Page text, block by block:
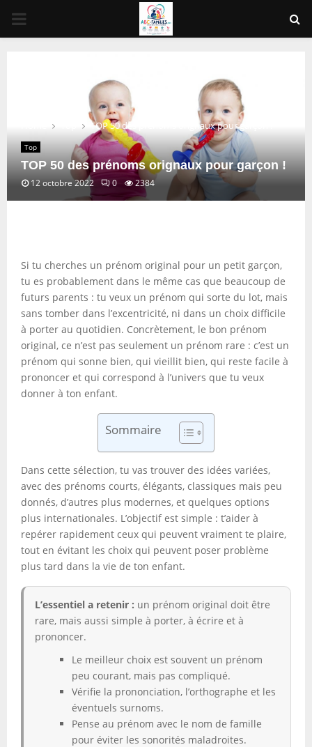
PRIMARY
TOP 50 des prénoms orignaux pour garçon !
Top
TOP 50 des prénoms orignaux pour garçon !
12 octobre 2022 0 2384
Si tu cherches un prénom original pour un petit garçon,
tu es probablement dans le même cas que beaucoup de
futurs parents : tu veux un prénom qui sorte du lot, mais
sans tomber dans l’excentricité, ni dans un choix difficile
à porter au quotidien. Concrètement, le bon prénom
original, ce n’est pas seulement un prénom rare : c’est un
prénom qui sonne bien, qui vieillit bien, qui reste facile à
prononcer et qui correspond à l’univers que tu veux
donner à ton enfant.
Sommaire
Dans cette sélection, tu vas trouver des idées variées,
avec des prénoms courts, élégants, classiques mais peu
donnés, d’autres plus modernes, et quelques options
plus internationales. L’objectif est simple : t’aider à
repérer rapidement ceux qui peuvent vraiment te plaire,
tout en évitant les choix qui peuvent poser problème
plus tard dans la vie de ton enfant.
L’essentiel a retenir : un prénom original doit être
rare, mais aussi simple à porter, à écrire et à
prononcer.
Le meilleur choix est souvent un prénom
peu courant, mais pas compliqué.
Vérifie la prononciation, l’orthographe et les
éventuels surnoms.
Pense au prénom avec le nom de famille
pour éviter les sonorités maladroites.